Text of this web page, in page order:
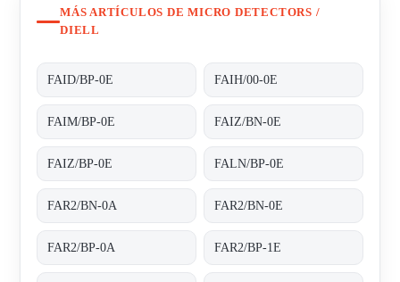
MÁS ARTÍCULOS DE MICRO DETECTORS /
DIELL
FAID/BP-0E FAIH/00-0E
FAIM/BP-0E FAIZ/BN-0E
FAIZ/BP-0E FALN/BP-0E
FAR2/BN-0A FAR2/BN-0E
FAR2/BP-0A FAR2/BP-1E